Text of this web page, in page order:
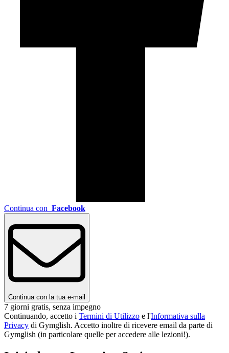
Continua con Facebook
Continua con la tua e-mail
7 giorni gratis, senza impegno
Continuando, accetto i Termini di Utilizzo e l'Informativa sulla
Privacy di Gymglish. Accetto inoltre di ricevere email da parte di
Gymglish (in particolare quelle per accedere alle lezioni!).